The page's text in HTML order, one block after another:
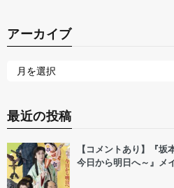
アーカイブ
最近の投稿
【コメントあり】『
今日から明日へ～』メ